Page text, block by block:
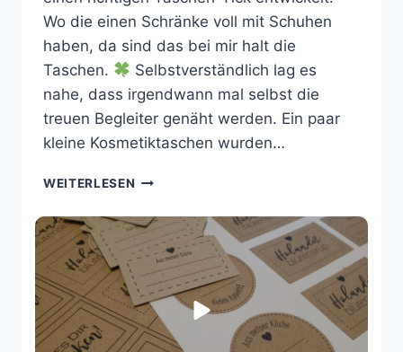
Wo die einen Schränke voll mit Schuhen
haben, da sind das bei mir halt die
Taschen.
Selbstverständlich lag es
nahe, dass irgendwann mal selbst die
treuen Begleiter genäht werden. Ein paar
kleine Kosmetiktaschen wurden…
WEITERLESEN DIE
GENÄHT
TASCHENSPIELER
VON
FARBENMIX